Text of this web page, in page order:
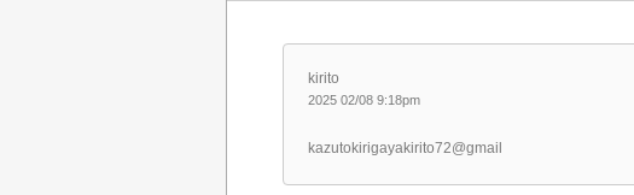
kirito
2025 02/08 9:18pm
kazutokirigayakirito72@gmail